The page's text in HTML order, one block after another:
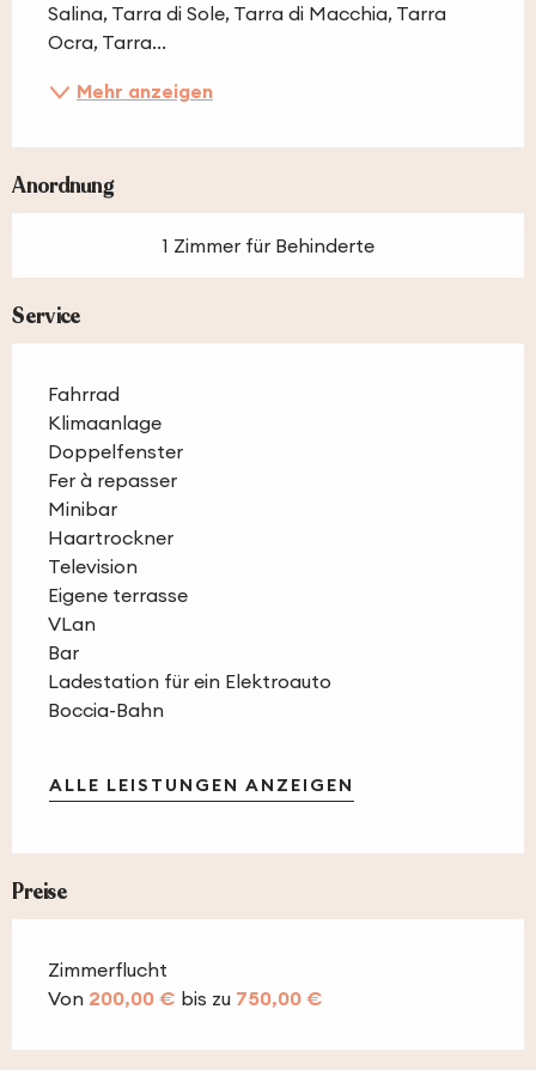
Salina, Tarra di Sole, Tarra di Macchia, Tarra
Ocra, Tarra...
Mehr anzeigen
Anordnung
1 Zimmer für Behinderte
Service
Fahrrad
Klimaanlage
Doppelfenster
Fer à repasser
Minibar
Haartrockner
Television
Eigene terrasse
VLan
Bar
Ladestation für ein Elektroauto
Boccia-Bahn
ALLE LEISTUNGEN ANZEIGEN
Preise
Zimmerflucht
Von 200,00 € bis zu 750,00 €